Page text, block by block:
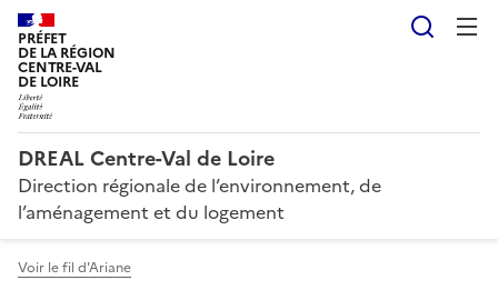
PRÉFET
DE LA RÉGION
CENTRE-VAL
DE LOIRE
DREAL Centre-Val de Loire
Direction régionale de l’environnement, de
l’aménagement et du logement
Voir le fil d'Ariane